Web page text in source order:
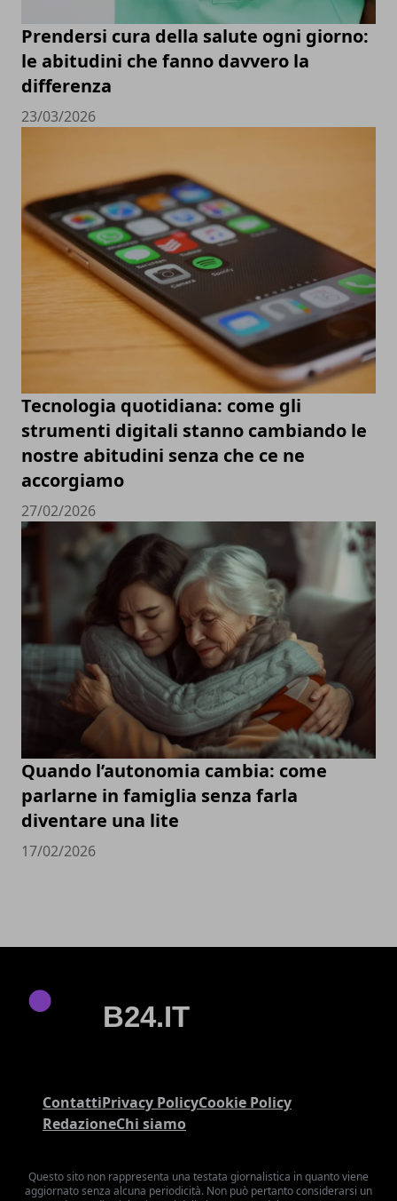
Prendersi cura della salute ogni giorno:
le abitudini che fanno davvero la
differenza
23/03/2026
Tecnologia quotidiana: come gli
strumenti digitali stanno cambiando le
nostre abitudini senza che ce ne
accorgiamo
27/02/2026
Quando l’autonomia cambia: come
parlarne in famiglia senza farla
diventare una lite
17/02/2026
ContattiPrivacy PolicyCookie Policy
RedazioneChi siamo
Questo sito non rappresenta una testata giornalistica in quanto viene
aggiornato senza alcuna periodicità. Non può pertanto considerarsi un